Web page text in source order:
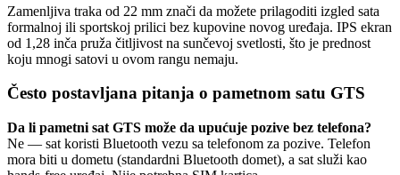
Zamenljiva traka od 22 mm znači da možete prilagoditi izgled sata
formalnoj ili sportskoj prilici bez kupovine novog uređaja. IPS ekran
od 1,28 inča pruža čitljivost na sunčevoj svetlosti, što je prednost
koju mnogi satovi u ovom rangu nemaju.
Često postavljana pitanja o pametnom satu GTS
Da li pametni sat GTS može da upućuje pozive bez telefona?
Ne — sat koristi Bluetooth vezu sa telefonom za pozive. Telefon
mora biti u dometu (standardni Bluetooth domet), a sat služi kao